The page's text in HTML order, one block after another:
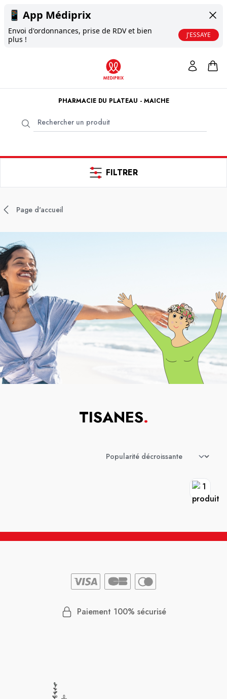
📱 App Médiprix
Envoi d'ordonnances, prise de RDV et bien
plus !
J'ESSAYE
PHARMACIE DU PLATEAU - MAICHE
FILTRER
Page d'accueil
TISANES.
Paiement 100% sécurisé